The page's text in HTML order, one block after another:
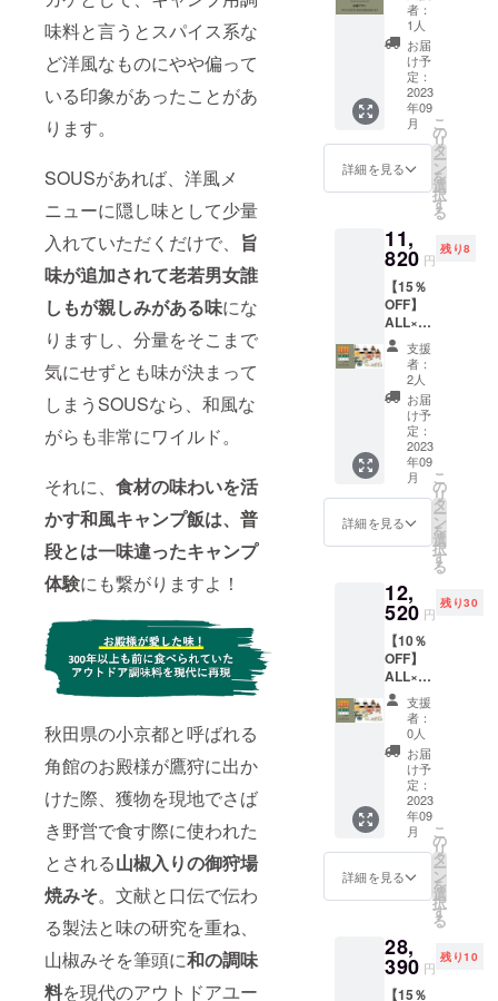
味料と言うとスパイス系な
ど洋風なものにやや偏って
いる印象があったことがあ
ります。
SOUSがあれば、洋風メ
ニューに隠し味として少量
入れていただくだけで、 旨
味が追加されて老若男女誰
しもが親しみがある味にな
りますし、分量をそこまで
気にせずとも味が決まって
しまうSOUSなら、和風な
がらも非常にワイルド。
それに、 食材の味わいを活
かす和風キャンプ飯は、普
段とは一味違ったキャンプ
体験にも繋がりますよ！
秋田県の小京都と呼ばれる
角館のお殿様が鷹狩に出か
けた際、獲物を現地でさば
き野営で食す際に使われた
とされる山椒入りの御狩場
焼みそ。文献と口伝で伝わ
る製法と味の研究を重ね、
山椒みそを筆頭に和の調味
料を現代のアウトドアユー
可能性
もござ
いま
す。
承くだ
さい。
※本プロ
ジェク
トを通
して沢
山のご
支援を
量産体
制を整
きた場
合、正
規販売
価格が
予定価
格より
下回る
可能性
もござ
いま
す。
より出
荷時期
が遅れ
る場合
があり
ます。
※購入後
のキャ
は出来
ませ
期間中
やむを
得ず商
品の
キャン
セルが
あった
場合、
表示さ
れてい
る残り
個数が
変動す
る場合
がござ
す。予
めご了
※本プロ
ジェク
トを通
して沢
山のご
支援を
頂き、
量産体
制を整
備する
事がで
きた場
合、正
規販売
価格が
格より
下回る
もござ
いま
す。
性もご
ざいま
す。ご
了承く
ださ
い。 ※
ご注文
状況、
使用部
材の供
上の都
合等に
より出
荷時期
が遅れ
る場合
があり
ます。
※購入後
のキャ
ンセル
は出来
ませ
ん。た
だし、
やむを
得ず商
セルが
あった
場合、
表示さ
れてい
る残り
個数が
変動す
る場合
がござ
いま
す。予
めご了
承くだ
さい。
ジェク
トを通
支援を
頂き、
量産体
の10%
OFF） ※
賞味期
限：し
ろだし
製造か
ら9ヶ
月、あ
まだれ
製造か
製造か
ら3ヶ月
※デザイ
ン・仕
様は変
更にな
る可能
性もご
ざいま
す。ご
了承く
ださ
い。 ※
ご注文
状況、
使用部
材の供
上の都
合等に
より出
荷時期
が遅れ
る場合
があり
ます。
※購入後
のキャ
ンセル
は出来
ませ
ん。た
だし、
やむを
得ず商
セルが
あった
場合、
お気持
ちを形
にした
リター
ンで
す。 安
藤醸造
取締役
代表専
務 安藤
雄介が
めてお
手紙を
書かせ
て頂き
ます。
秋田で
生まれ
「SOU
S」を通
じて、
秋田の
自然を
多くの
方に感
じてい
ただけ
新アイ
テム開
発、生
産体制
の構
築、そ
して、
秋田へ
の観光
促進の
活動に
大切に
使わせ
ていた
だきま
す。
者：
1人
お届
け予
定：
2023
年09
月
詳細を見る
こ
の
リ
タ
ー
ン
を
選
択
す
る
11,
820 円
残り8
【15％
OFF】
ALL×2
ウッド
プラン
ク付き
セット
山椒み
そ、寒
こう
じ、し
ろだ
し、あ
まだ
れ、だ
し入り
れぞれ
２個、
ウッド
プラン
ク1個の
セット
（一般
販売予
定価格
13,920
円の
15%
OFF） ※
賞味期
限：山
椒みそ
製造か
製造か
ら3ヶ
月、し
支援
者：
2人
お届
け予
定：
2023
年09
月
詳細を見る
こ
の
リ
タ
ー
ン
を
選
択
す
る
12,
520 円
残り30
【10％
OFF】
ALL×2
ウッド
プラン
ク付き
セット
山椒み
そ、寒
こう
じ、し
ろだ
し、あ
まだ
れ、だ
し入り
れぞれ
２個、
ウッド
プラン
支援
者：
0人
お届
け予
定：
2023
年09
月
詳細を見る
こ
の
リ
タ
ー
ン
を
選
択
す
る
28,
390 円
残り10
【15％